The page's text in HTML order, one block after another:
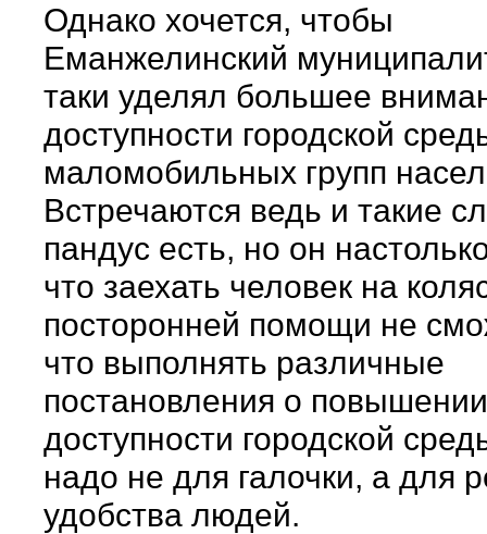
Однако хочется, чтобы
Еманжелинский
таки уделял большее
доступности городской
маломобильных групп
Встречаются ведь и такие
пандус есть, но он
что заехать человек на
посторонней помощи не
что выполнять различные
постановления о повышении
доступности городской
надо не для галочки, а для
удобства людей.